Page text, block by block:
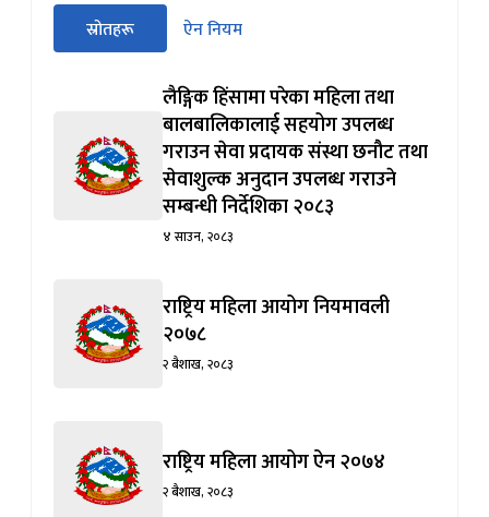
सीधा
पहिलोस्रोतहरू
(सक्रिय ट्याब)
ऐन नियम
लैङ्गिक हिंसामा परेका महिला तथा
बालबालिकालाई सहयोग उपलब्ध
गराउन सेवा प्रदायक संस्था छनौट तथा
सेवाशुल्क अनुदान उपलब्ध गराउने
सम्बन्धी निर्देशिका २०८३
४ साउन, २०८३
राष्ट्रिय महिला आयोग नियमावली
२०७८
२ बैशाख, २०८३
राष्ट्रिय महिला आयोग ऐन २०७४
२ बैशाख, २०८३